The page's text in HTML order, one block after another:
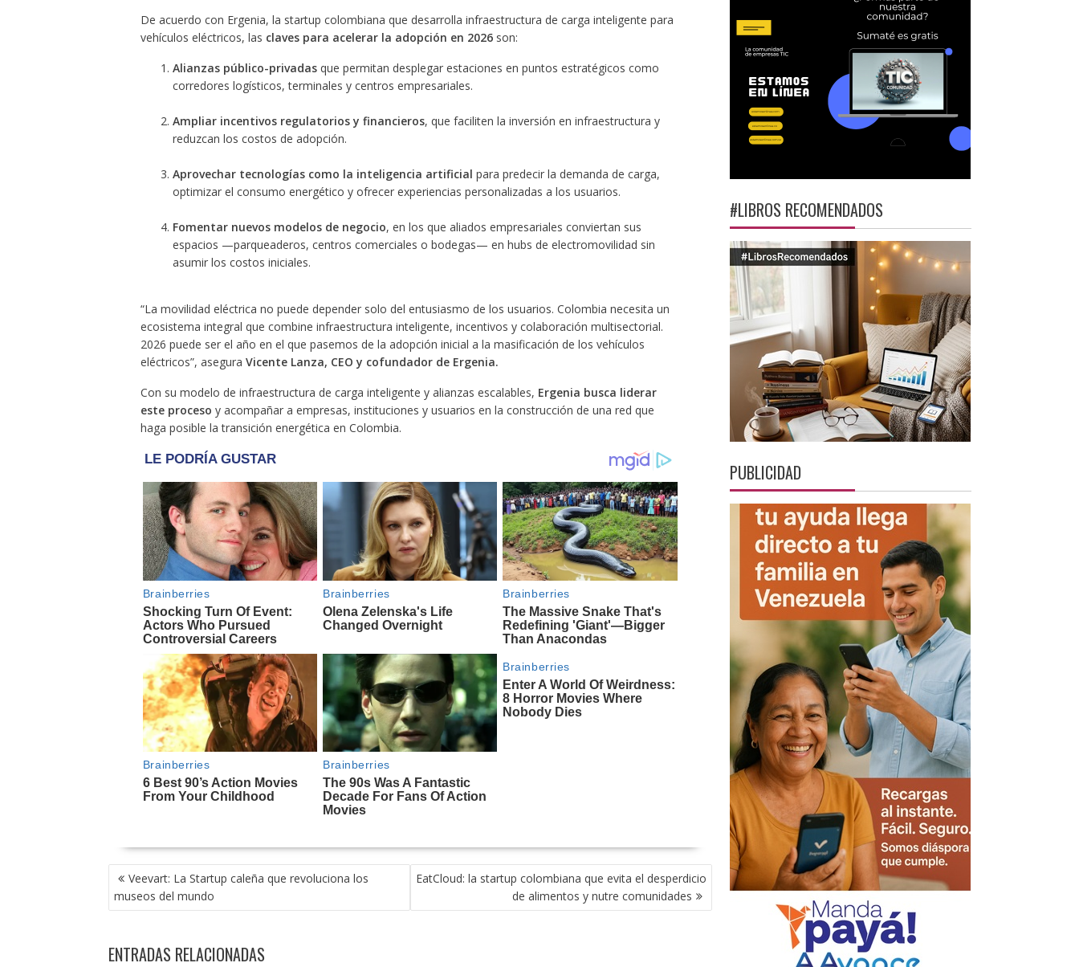
De acuerdo con Ergenia, la startup colombiana que desarrolla infraestructura de carga inteligente para
vehículos eléctricos, las claves para acelerar la adopción en 2026son:
Alianzas público-privadasque permitan desplegar estaciones en puntos estratégicos como
corredores logísticos, terminales y centros empresariales.
Ampliar incentivos regulatorios y financieros, que faciliten la inversión en infraestructura y
reduzcan los costos de adopción.
Aprovechar tecnologías como la inteligencia artificial para predecir la demanda de carga,
optimizar el consumo energético y ofrecer experiencias personalizadas a los usuarios.
Fomentar nuevos modelos de negocio, en los que aliados empresariales conviertan sus
espacios —parqueaderos, centros comerciales o bodegas— en hubs de electromovilidad sin
asumir los costos iniciales.
“La movilidad eléctrica no puede depender solo del entusiasmo de los usuarios. Colombia necesita un
ecosistema integral que combine infraestructura inteligente, incentivos y colaboración multisectorial.
2026 puede ser el año en el que pasemos de la adopción inicial a la masificación de los vehículos
eléctricos”, asegura Vicente Lanza, CEO y cofundador de Ergenia.
Con su modelo de infraestructura de carga inteligente y alianzas escalables, Ergenia busca liderar
este proceso y acompañar a empresas, instituciones y usuarios en la construcción de una red que
haga posible la transición energética en Colombia.
NAVEGACIÓN
DE
ENTRADAS
Veevart: La Startup caleña que revoluciona los
museos del mundo
EatCloud: la startup colombiana que evita el desperdicio
de alimentos y nutre comunidades
ENTRADAS RELACIONADAS
#LIBROS RECOMENDADOS
PUBLICIDAD